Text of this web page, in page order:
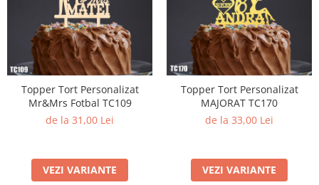
Topper Tort Personalizat
Mr&Mrs Fotbal TC109
de la 31,00 Lei
VEZI VARIANTE
Topper Tort Personalizat
MAJORAT TC170
de la 33,00 Lei
VEZI VARIANTE